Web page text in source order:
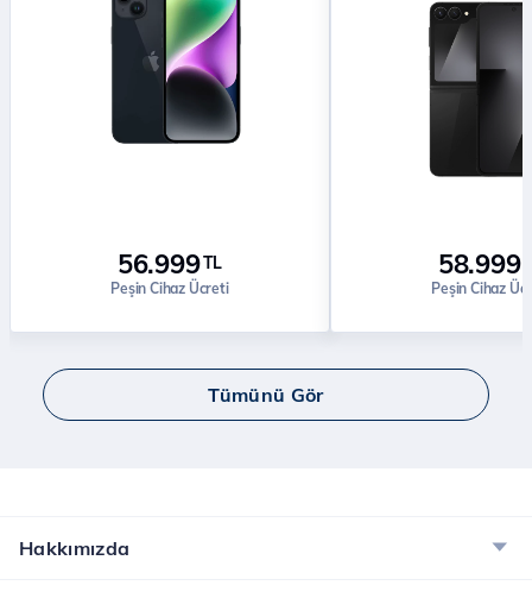
56.999TL
Peşin Cihaz Ücreti
58.999
Peşin Cihaz
Tümünü Gör
Hakkımızda